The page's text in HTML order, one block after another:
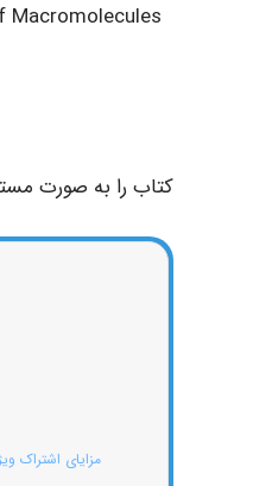
Macromolecules
کتاب را به صورت
مزایای اشتراک